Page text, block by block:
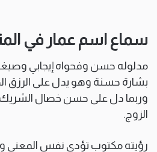
سماع اسم عمار في
مدلوله حسن وفحواه إيجابي
بشارة حسنة وهو يدل على الرزق
وربما دل على حسن خصال الشريك
الزوج.
رؤيته مكتوب تؤدي نفس المعنى